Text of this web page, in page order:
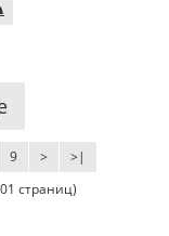
9 > >|
страниц)